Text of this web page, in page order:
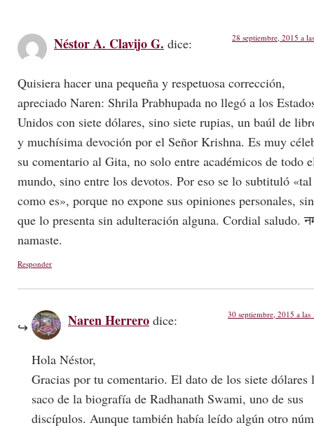
Néstor A. Clavijo G. dice: 28 septiembre, 2015 a
Quisiera hacer una pequeña y respetuosa corrección,
apreciado Naren: Shrila Prabhupada no llegó a los
Unidos con siete dólares, sino siete rupias, un baúl de
y muchísima devoción por el Señor Krishna. Es muy
su comentario al Gita, no solo entre académicos de todo
mundo, sino entre los devotos. Por eso se lo subtituló «tal
como es», porque no expone sus opiniones personales,
que lo presenta sin adulteración alguna. Cordial saludo.
namaste.
Responder
Naren Herrero dice: 30 septiembre, 2015 a las
Hola Néstor,
Gracias por tu comentario. El dato de los siete dólares
saco de la biografía de Radhanath Swami, uno de sus
discípulos. Aunque también había leído algún otro